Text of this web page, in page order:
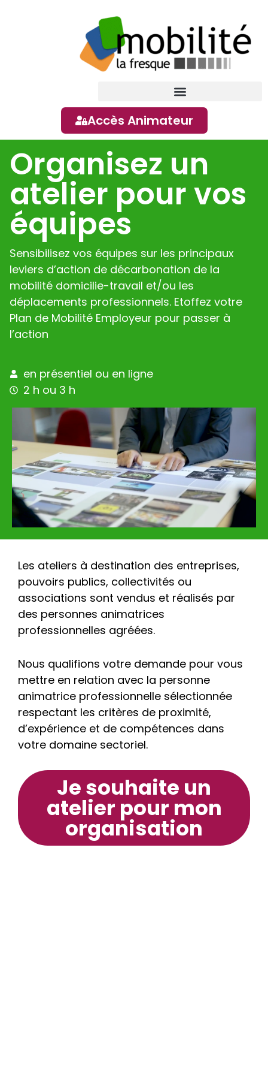
Accès Animateur
Organisez un
atelier pour vos
équipes
Sensibilisez vos équipes sur les principaux
leviers d’action de décarbonation de la
mobilité domicilie-travail et/ou les
déplacements professionnels. Etoffez votre
Plan de Mobilité Employeur pour passer à
l’action
en présentiel ou en ligne
2 h ou 3 h
Les ateliers à destination des entreprises,
pouvoirs publics, collectivités ou
associations sont vendus et réalisés par
des personnes animatrices
professionnelles agréées.
Nous qualifions votre demande pour vous
mettre en relation avec la personne
animatrice professionnelle sélectionnée
respectant les critères de proximité,
d’expérience et de compétences dans
votre domaine sectoriel.
Je souhaite un
atelier pour mon
organisation